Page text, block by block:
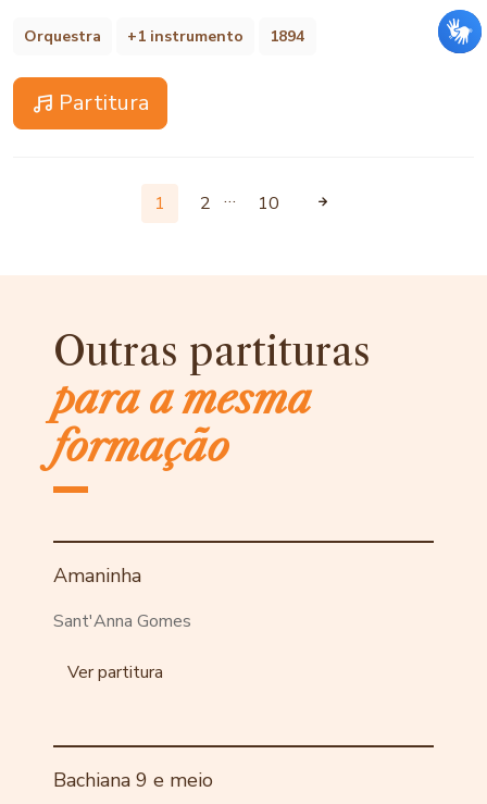
Orquestra +1 instrumento 1894
Partitura
1 2 … 10
Outras partituras
para a mesma
formação
Amaninha
Sant'Anna Gomes
Ver partitura
Bachiana 9 e meio